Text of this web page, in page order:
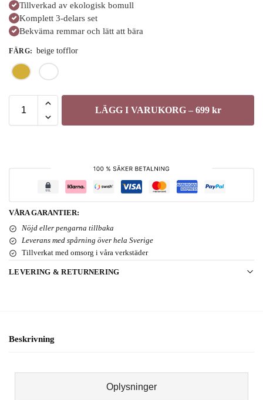
Tillverkad av ekologisk bomull
Komplett 3-delars set
Bekväma remmar och lätt att bära
FÄRG: beige tofflor
LÄGG I VARUKORG – 699 kr
VÅRA GARANTIER:
Nöjd eller pengarna tillbaka
Leverans med spårning över hela Sverige
Tillverkat med omsorg i våra verkstäder
LEVERING & RETURNERING
Beskrivning
Oplysninger